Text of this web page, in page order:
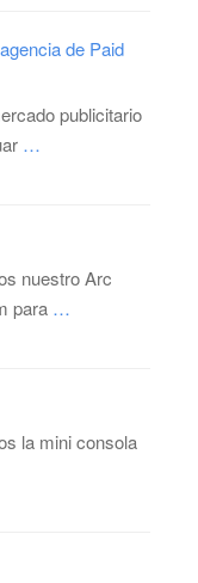
de Paid
publicitario
…
nuestro Arc
para …
la mini consola